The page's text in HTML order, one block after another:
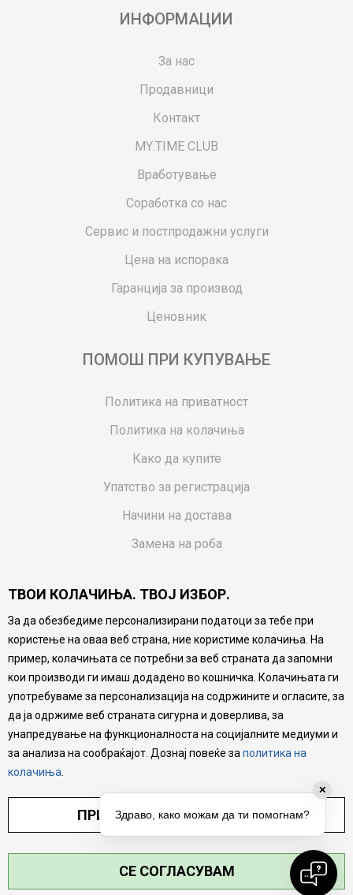
ИНФОРМАЦИИ
За нас
Продавници
Контакт
MY:TIME CLUB
Вработување
Соработка со нас
Сервис и постпродажни услуги
Цена на испорака
Гаранција за производ
Ценовник
ПОМОШ ПРИ КУПУВАЊЕ
Политика на приватност
Политика на колачиња
Како да купите
Упатство за регистрација
Начини на достава
Замена на роба
Ваучери
Product Finder
FAQs
Настојуваме да бидеме што попрецизни во описот на
производите, прикажување на слики и цени, но не
можеме да гарантираме дека сите информации се
комплетни и без грешка. Сите производи се дел од
нашата понуда, но не се подразбира дека мора да се
достапни во секој момент.
. СИТЕ ПРАВА ЗАДРЖАНИ.
ТВОИ КОЛАЧИЊА. ТВОЈ ИЗБОР.
За да обезбедиме персонализирани податоци за тебе при
користење на оваа веб страна, ние користиме колачиња. На
пример, колачињата се потребни за веб страната да запомни
кои производи ги имаш додадено во кошничка. Колачињата ги
употребуваме за персонализација на содржините и огласите, за
да ја одржиме веб страната сигурна и доверлива, за
унапредување на функционалноста на социјалните медиуми и
за анализа на сообраќајот. Дознај повеќе за политика на
колачиња
ПРИЛАГОДИ ПОСТАВУВАЊА
СЕ СОГЛАСУВАМ
✕
Здраво, како можам да ти помогнам?